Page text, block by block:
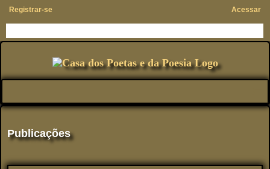
Registrar-se Acessar
Publicações